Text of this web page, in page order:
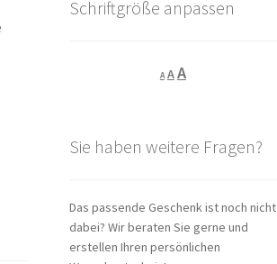
Schriftgröße anpassen
A
Decrease
font
A Reset
AIncrease
Sie haben weitere Fragen?
Das passende Geschenk ist noch nicht
dabei? Wir beraten Sie gerne und
erstellen Ihren persönlichen